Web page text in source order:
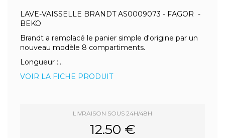
LAVE-VAISSELLE BRANDT AS0009073 - FAGOR -
BEKO
Brandt a remplacé le panier simple d'origine par un
nouveau modèle 8 compartiments.
Longueur :...
VOIR LA FICHE PRODUIT
LIVRAISON SOUS 24H/48H
12.50 €